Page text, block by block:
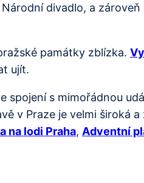
divadlo, a
památky zblízka.
ujít.
spojení s mimořádnou
v Praze je velmi široká a
na lodi Praha, Adventní